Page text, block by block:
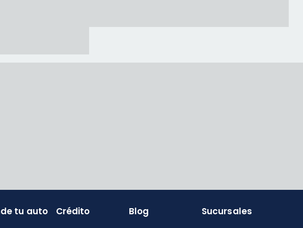
tu auto Crédito Blog Sucursales